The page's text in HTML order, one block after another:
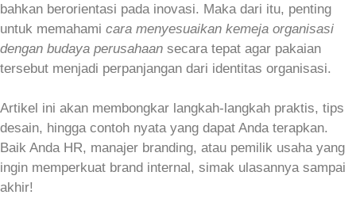
bahkan berorientasi pada inovasi. Maka dari itu, penting
untuk memahami cara menyesuaikan kemeja organisasi
dengan budaya perusahaan secara tepat agar pakaian
tersebut menjadi perpanjangan dari identitas organisasi.
Artikel ini akan membongkar langkah‑langkah praktis, tips
desain, hingga contoh nyata yang dapat Anda terapkan.
Baik Anda HR, manajer branding, atau pemilik usaha yang
ingin memperkuat brand internal, simak ulasannya sampai
akhir!